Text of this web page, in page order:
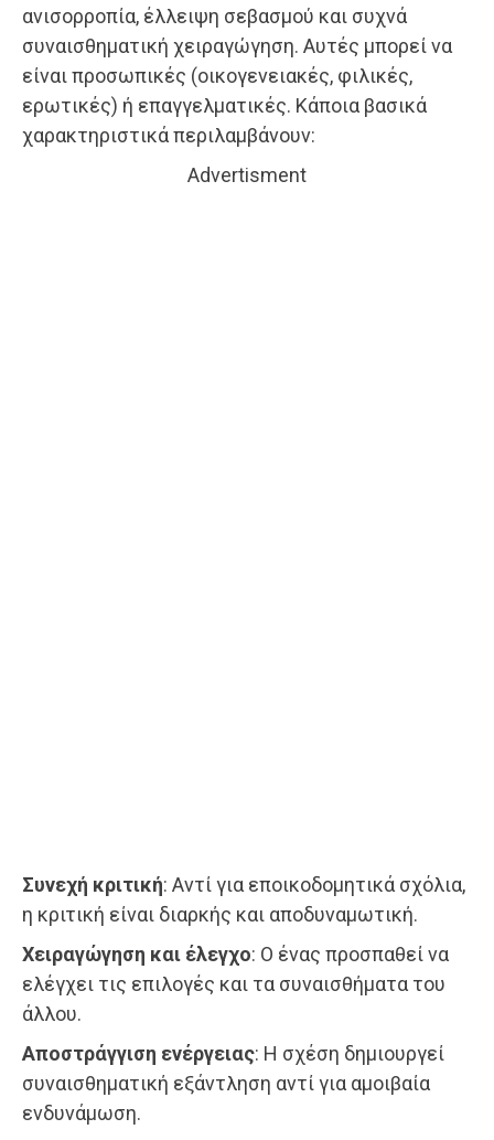
ανισορροπία, έλλειψη σεβασμού και συχνά
συναισθηματική χειραγώγηση. Αυτές μπορεί να
είναι προσωπικές (οικογενειακές, φιλικές,
ερωτικές) ή επαγγελματικές. Κάποια βασικά
χαρακτηριστικά περιλαμβάνουν:
Advertisment
Συνεχή κριτική: Αντί για εποικοδομητικά σχόλια,
η κριτική είναι διαρκής και αποδυναμωτική.
Χειραγώγηση και έλεγχο: Ο ένας προσπαθεί να
ελέγχει τις επιλογές και τα συναισθήματα του
άλλου.
Αποστράγγιση ενέργειας: Η σχέση δημιουργεί
συναισθηματική εξάντληση αντί για αμοιβαία
ενδυνάμωση.